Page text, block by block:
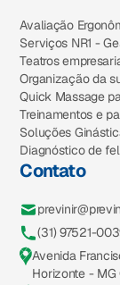
Avaliação
Serviços NR1 -
Teatros
Organização da
Quick Massage
Treinamentos e
Soluções
Diagnóstico de
Contato
(31) 97521-
Avenida
Horizonte -